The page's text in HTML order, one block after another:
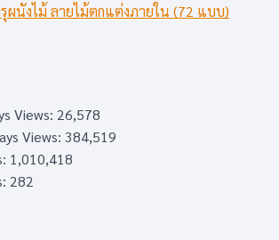
ผนังไม้ ลายไม้ตกแต่งภายใน (72 แบบ)
Views: 26,578
Views: 384,519
1,010,418
282